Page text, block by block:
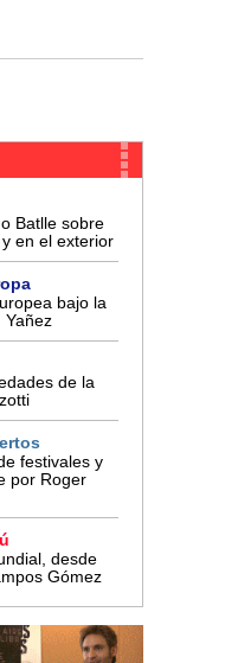
Batlle sobre
en el exterior
bajo la
Yañez
de la
festivales y
por Roger
desde
Gómez